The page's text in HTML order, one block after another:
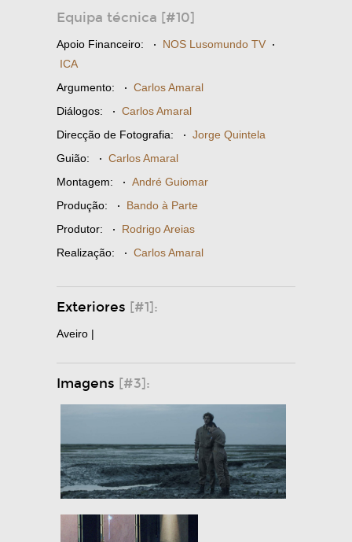
Equipa técnica [#10]
Apoio Financeiro: · NOS Lusomundo TV ·
ICA
Argumento: · Carlos Amaral
Diálogos: · Carlos Amaral
Direcção de Fotografia: · Jorge Quintela
Guião: · Carlos Amaral
Montagem: · André Guiomar
Produção: · Bando à Parte
Produtor: · Rodrigo Areias
Realização: · Carlos Amaral
Exteriores [#1]:
Aveiro |
Imagens [#3]: